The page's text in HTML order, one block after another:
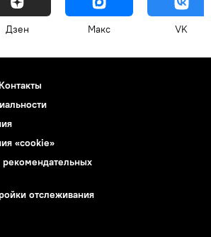
Дзен Макс VK
Контакты
«cookie»
отслеживания